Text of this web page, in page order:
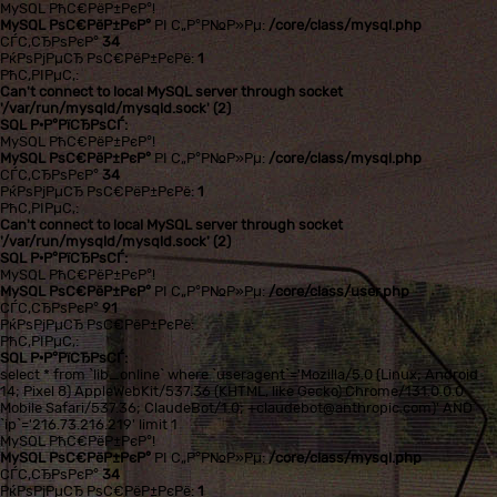
MySQL РћС€РёР±РєР°!
MySQL РѕС€РёР±РєР° РІ С„Р°Р№Р»Рµ: /core/class/mysql.php
СЃС‚СЂРѕРєР° 34
РќРѕРјРµСЂ РѕС€РёР±РєРё: 1
РћС‚РІРµС‚:
Can't connect to local MySQL server through socket
'/var/run/mysqld/mysqld.sock' (2)
SQL Р·Р°РїСЂРѕСЃ:
MySQL РћС€РёР±РєР°!
MySQL РѕС€РёР±РєР° РІ С„Р°Р№Р»Рµ: /core/class/mysql.php
СЃС‚СЂРѕРєР° 34
РќРѕРјРµСЂ РѕС€РёР±РєРё: 1
РћС‚РІРµС‚:
Can't connect to local MySQL server through socket
'/var/run/mysqld/mysqld.sock' (2)
SQL Р·Р°РїСЂРѕСЃ:
MySQL РћС€РёР±РєР°!
MySQL РѕС€РёР±РєР° РІ С„Р°Р№Р»Рµ: /core/class/user.php
СЃС‚СЂРѕРєР° 91
РќРѕРјРµСЂ РѕС€РёР±РєРё:
РћС‚РІРµС‚:
SQL Р·Р°РїСЂРѕСЃ:
select * from `lib_online` where `useragent`='Mozilla/5.0 (Linux; Android
14; Pixel 8) AppleWebKit/537.36 (KHTML, like Gecko) Chrome/131.0.0.0
Mobile Safari/537.36; ClaudeBot/1.0; +claudebot@anthropic.com)' AND
`ip`='216.73.216.219' limit 1
MySQL РћС€РёР±РєР°!
MySQL РѕС€РёР±РєР° РІ С„Р°Р№Р»Рµ:/core/class/mysql.php
СЃС‚СЂРѕРєР°34
РќРѕРјРµСЂ РѕС€РёР±РєРё: 1